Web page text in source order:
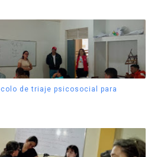
de triaje psicosocial para